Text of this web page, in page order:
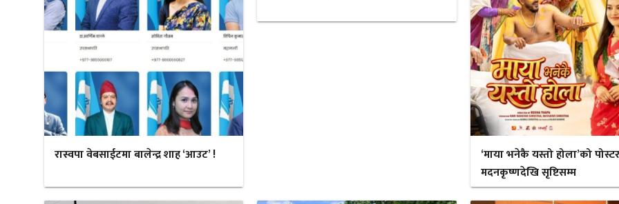
रास्वपा वेबसाईटमा बालेन्द्र शाह ‘आउट’ !
‘माया भनेकै यस्तो होला’को
मदनकृष्णदेखि सृष्टिसम्म